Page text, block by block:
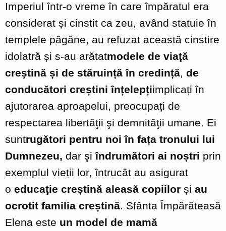
Imperiul într-o vreme în care împăratul era
considerat și cinstit ca zeu, având statuie în
templele păgâne, au refuzat această cinstire
idolatră și s-au arătatmodele de viaţă
creştină și de stăruință în credință, de
conducători creștini înțelepțiimplicați în
ajutorarea aproapelui, preocupați de
respectarea libertăţii şi demnităţii umane. Ei
suntrugători pentru noi în fața tronului lui
Dumnezeu, dar şiîndrumători ai noștri prin
exemplul vieții lor, întrucât au asigurat
o educaţie creștină aleasă copiilor și au
ocrotit familia creștină. Sfânta Împărăteasă
Elena este un model de mamă